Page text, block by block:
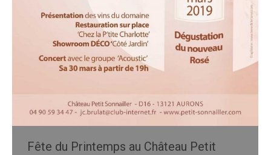
Fête du Printemps au Château Petit